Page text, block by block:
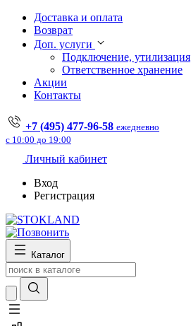
Доставка и оплата
Возврат
Доп. услуги
Подключение, утилизация
Ответственное хранение
Акции
Контакты
+7 (495) 477-96-58 ежедневно
с 10:00 до 19:00
Личный кабинет
Вход
Регистрация
Каталог